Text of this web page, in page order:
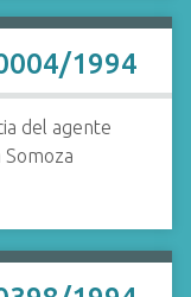
1994
del agente
Somoza